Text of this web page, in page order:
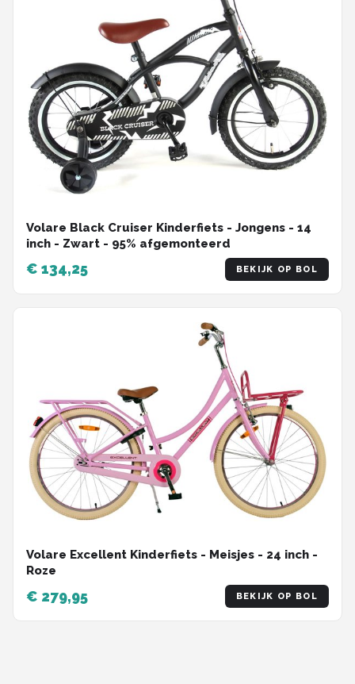
Volare Black Cruiser Kinderfiets - Jongens - 14
inch - Zwart - 95% afgemonteerd
€ 134,25 BEKIJK OP BOL
Volare Excellent Kinderfiets - Meisjes - 24 inch -
Roze
€ 279,95 BEKIJK OP BOL